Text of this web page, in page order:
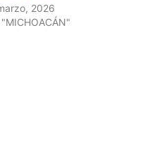
2026
"MICHOACÁN"